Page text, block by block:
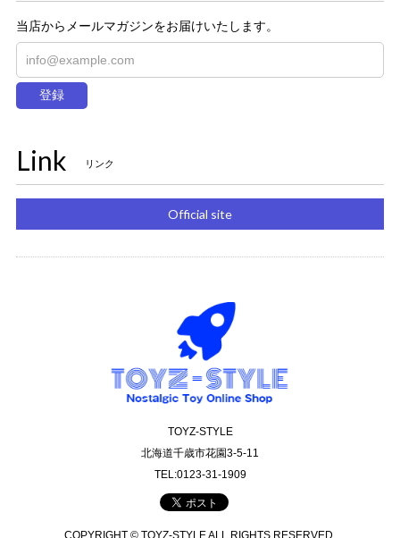
当店からメールマガジンをお届けいたします。
登録
Link リンク
Official site
TOYZ-STYLE
北海道千歳市花園3-5-11
TEL:0123-31-1909
COPYRIGHT © TOYZ-STYLE ALL RIGHTS RESERVED.